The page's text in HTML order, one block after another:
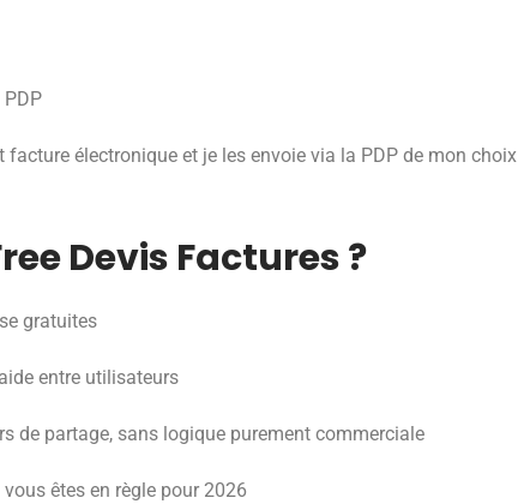
facture électronique et je les envoie via la PDP de mon choix
Devis Factures ?
gratuites
entre utilisateurs
de partage, sans logique purement commerciale
êtes en règle pour 2026